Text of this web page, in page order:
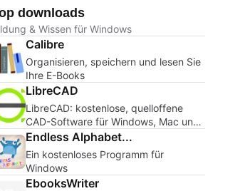
downloads
& Wissen für Windows
Calibre
Organisieren, speichern und lesen Sie
Ihre E-Books
LibreCAD
LibreCAD: kostenlose, quelloffene
CAD-Software für Windows, Mac und
Linux
Endless Alphabet...
Ein kostenloses Programm für
Windows
EbooksWriter